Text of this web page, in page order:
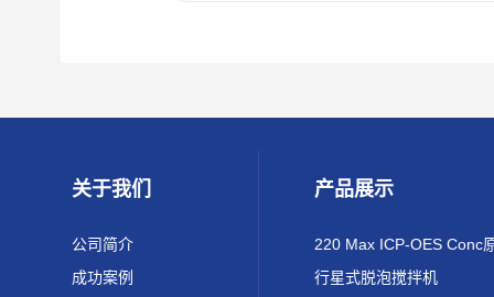
关于我们
公司简介
成功案例
产品展示
行星式脱泡搅拌机